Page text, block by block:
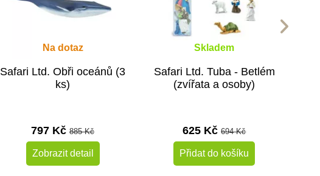
Na dotaz
Safari Ltd. Obři oceánů (3
ks)
797 Kč885 Kč
Zobrazit detail
Skladem
Safari Ltd. Tuba - Betlém
(zvířata a osoby)
625 Kč694 Kč
Přidat do košíku